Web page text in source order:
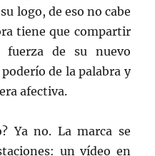
logo, de eso no cabe
tiene que compartir
fuerza de su nuevo
de la palabra y
afectiva.
Ya no. La marca se
un vídeo en